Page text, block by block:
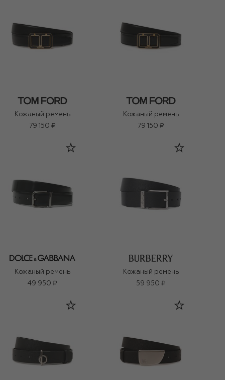
Кожаный ремень
79 150 ₽
Кожаный ремень
79 150 ₽
Кожаный ремень
49 950 ₽
Кожаный ремень
59 950 ₽